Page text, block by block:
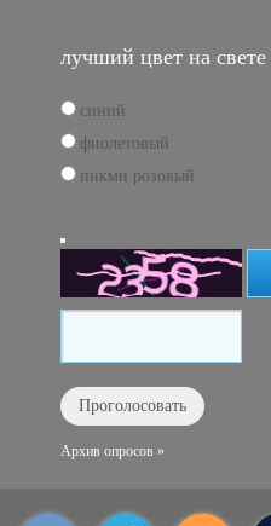
лучший цвет на свете
синий
фиолетовый
пикми розовый
Архив опросов »